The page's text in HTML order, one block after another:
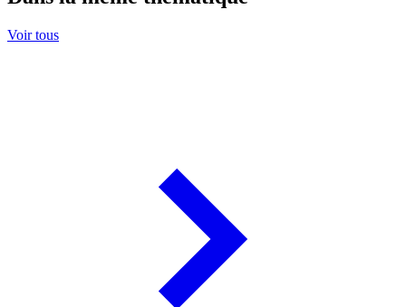
Voir tous